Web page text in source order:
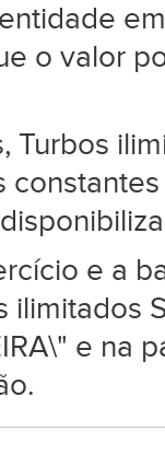
o valor
Turbos
e a
ilimitados
e na